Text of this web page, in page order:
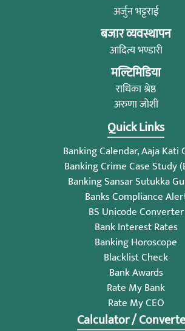
अर्जुन भट्टराई
बजार व्यवस्थापन
आदित्य भण्डारी
मल्टिमिडिया
राधिका श्रेष्ठ
अरुणा जोशी
Quick Links
Banking Calendar, Aaja Kati
Banking Crime Case Study
Banking Sansar Sutukka
Banks Compliance
BS Unicode Converter
Bank Interest Rates
Banking Horoscope
Blacklist Check
Bank Awards
Rate My Bank
Rate My CEO
Calculator /